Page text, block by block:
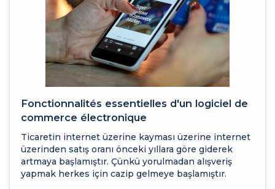
Fonctionnalités essentielles d'un logiciel de
commerce électronique
Ticaretin internet üzerine kayması üzerine internet
üzerinden satış oranı önceki yıllara göre giderek
artmaya başlamıştır. Çünkü yorulmadan alışveriş
yapmak herkes için cazip gelmeye başlamıştır.